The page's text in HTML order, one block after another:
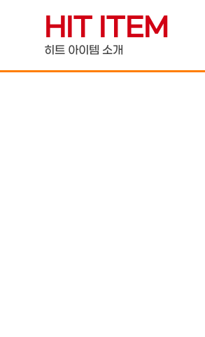
contentHIT ITEM
히트 아이템 소개